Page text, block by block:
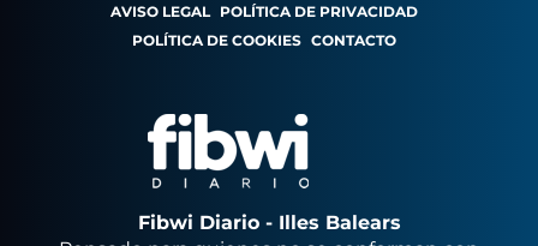
AVISO LEGAL POLÍTICA DE PRIVACIDAD
POLÍTICA DE COOKIES CONTACTO
Fibwi Diario - Illes Balears